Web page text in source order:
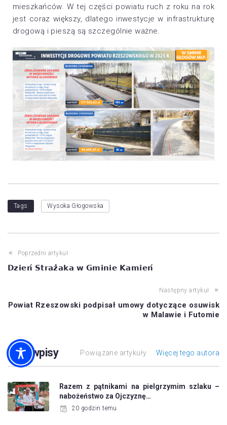
mieszkańców. W tej części powiatu ruch z roku na rok
jest coraz większy, dlatego inwestycje w infrastrukturę
drogową i pieszą są szczególnie ważne.
Tags Wysoka Głogowska
Poprzedni artykuł
𝗗𝘇𝗶𝗲𝗻́ 𝗦𝘁𝗿𝗮𝘇̇𝗮𝗸𝗮 𝘄 𝗚𝗺𝗶𝗻𝗶𝗲 𝗞𝗮𝗺𝗶𝗲𝗻́
Następny artykuł
Powiat Rzeszowski podpisał umowy dotyczące osuwisk
w Malawie i Futomie
Inne wpisy Powiązane artykuły Więcej tego autora
Razem z pątnikami na pielgrzymim szlaku –
nabożeństwo za Ojczyznę…
20 godzin temu